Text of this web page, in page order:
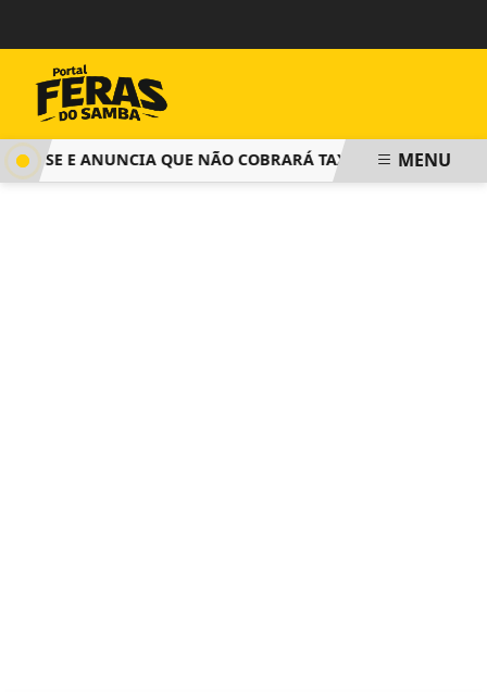
E ANUNCIA QUE NÃO COBRARÁ TAXA DE INSCRIÇÃO
MENU